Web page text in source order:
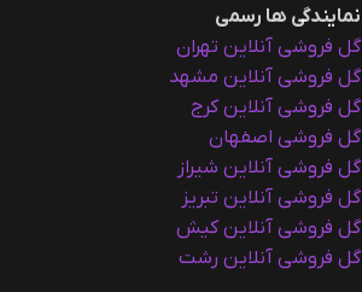
نمایندگی ها رسمی
گل فروشی آنلاین تهران
گل فروشی آنلاین مشهد
گل فروشی آنلاین کرج
گل فروشی اصفهان
گل فروشی آنلاین شیراز
گل فروشی آنلاین تبریز
گل فروشی آنلاین کیش
گل فروشی آنلاین رشت